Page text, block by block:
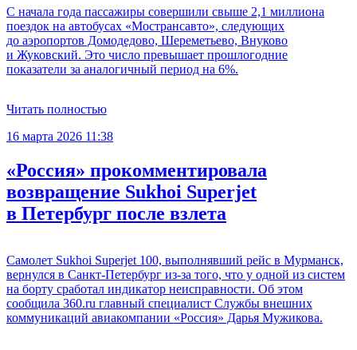
С начала года пассажиры совершили свыше 2,1 миллиона
поездок на автобусах «Мострансавто», следующих
до аэропортов Домодедово, Шереметьево, Внуково
и Жуковский. Это число превышает прошлогодние
показатели за аналогичный период на 6%.
Читать полностью
16 марта 2026 11:38
«Россия» прокомментировала
возвращение Sukhoi Superjet
в Петербург после взлета
Самолет Sukhoi Superjet 100, выполнявший рейс в Мурманск,
вернулся в Санкт-Петербург из-за того, что у одной из систем
на борту сработал индикатор неисправности. Об этом
сообщила 360.ru главный специалист Службы внешних
коммуникаций авиакомпании «Россия» Дарья Мужикова.